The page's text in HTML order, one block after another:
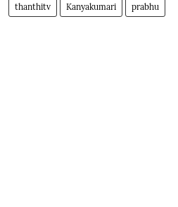
thanthitv Kanyakumari prabhu